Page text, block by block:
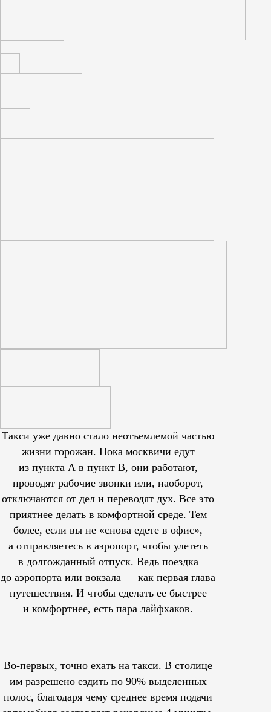
Такси уже давно стало неотъемлемой частью
жизни горожан. Пока москвичи едут
из пункта А в пункт В, они работают,
проводят рабочие звонки или, наоборот,
отключаются от дел и переводят дух. Все это
приятнее делать в комфортной среде. Тем
более, если вы не «снова едете в офис»,
а отправляетесь в аэропорт, чтобы улететь
в долгожданный отпуск. Ведь поездка
до аэропорта или вокзала — как первая глава
путешествия. И чтобы сделать ее быстрее
и комфортнее, есть пара лайфхаков.
Во-первых, точно ехать на такси. В столице
им разрешеноездить по 90% выделенных
полос, благодаря чему среднее время подачи